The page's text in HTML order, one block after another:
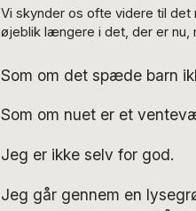
Vi skynder os ofte videre til
øjeblik længere i det, der er nu,
Som om det spæde barn
Som om nuet er et
Jeg er ikke selv for god.
Jeg går gennem en